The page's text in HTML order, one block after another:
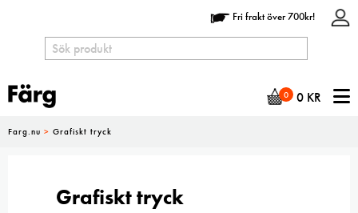
Fri frakt över 700kr!
0 0 KR
Farg.nu > Grafiskt tryck
Grafiskt tryck